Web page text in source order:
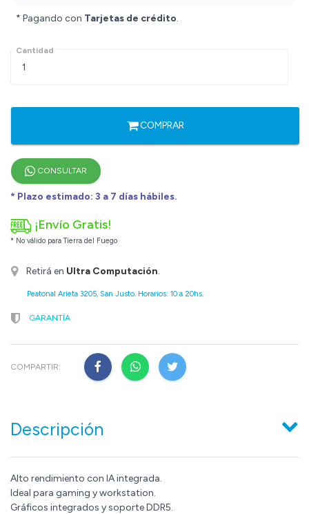
* Pagando con Tarjetas de crédito.
Cantidad
COMPRAR
CONSULTAR
* Plazo estimado: 3 a 7 días hábiles.
¡Envío Gratis!
* No válido para Tierra del Fuego
Retirá en Ultra Computación.
Peatonal Arieta 3205, San Justo. Horarios: 10 a 20hs.
GARANTÍA
COMPARTIR:
Descripción
Alto rendimiento con IA integrada.
Ideal para gaming y workstation.
Gráficos integrados y soporte DDR5.